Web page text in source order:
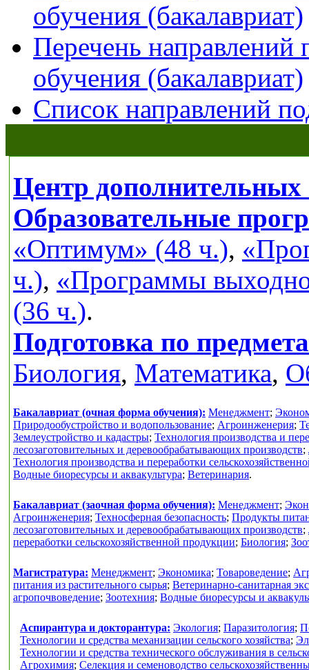
обучения (бакалавриат)
Перечень
обучения (бакалавриат)
Список направлений
Центр дополнительных
Образовательные
«Оптимум» (48 ч.),
ч.), «Программы
(36 ч.).
Подготовка по
Биология, Математика,
Бакалавриат (очная форма обучения): Менеджмент;
Природообустройство и водопользование; Агроинженерия;
Землеустройство и кадастры; Технология производства и
лесозаготовительных и деревообрабатывающих производств;
Технология производства и переработки
Водные биоресурсы и аквакультура; Ветеринария.
Бакалавриат (заочная форма обучения): Менеджмент;
Агроинженерия; Техносферная безопасность; Продукты
лесозаготовительных и деревообрабатывающих производств;
переработки сельскохозяйственной продукции; Биология;
Магистратура: Менеджмент; Экономика; Товароведение;
питания из растительного сырья; Ветеринарно-санитарная
агропочвоведение; Зоотехния; Водные биоресурсы и
Аспирантура и докторантура: Экология; Паразитология;
Технологии и средства механизации сельского хозяйства;
Технологии и средства технического обслуживания в
Агрохимия; Селекция и семеноводство